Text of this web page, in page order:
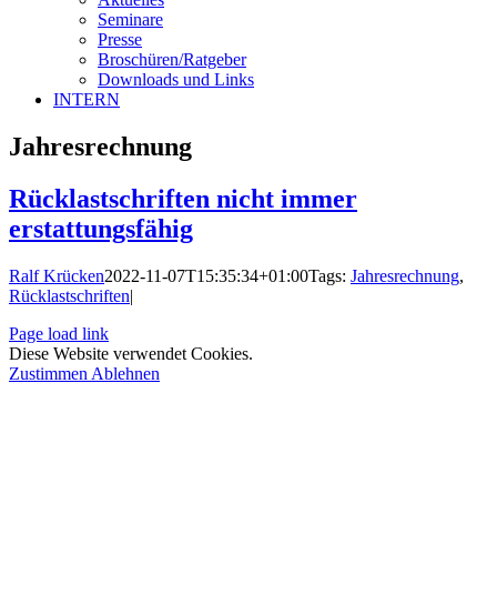
Seminare
Presse
Broschüren/Ratgeber
Downloads und Links
INTERN
Jahresrechnung
Rücklastschriften nicht immer
erstattungsfähig
Ralf Krücken2022-11-07T15:35:34+01:00Tags: Jahresrechnung,
Rücklastschriften|
Page load link
Diese Website verwendet Cookies.
Zustimmen Ablehnen